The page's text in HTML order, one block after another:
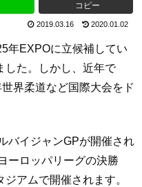
コピー
2019.03.16 2020.01.02
年EXPOに立候補してい
した。しかし、近年で
界柔道など国際大会をド
バイジャンGPが開催され
ーロッパリーグの決勝
アムで開催されます。